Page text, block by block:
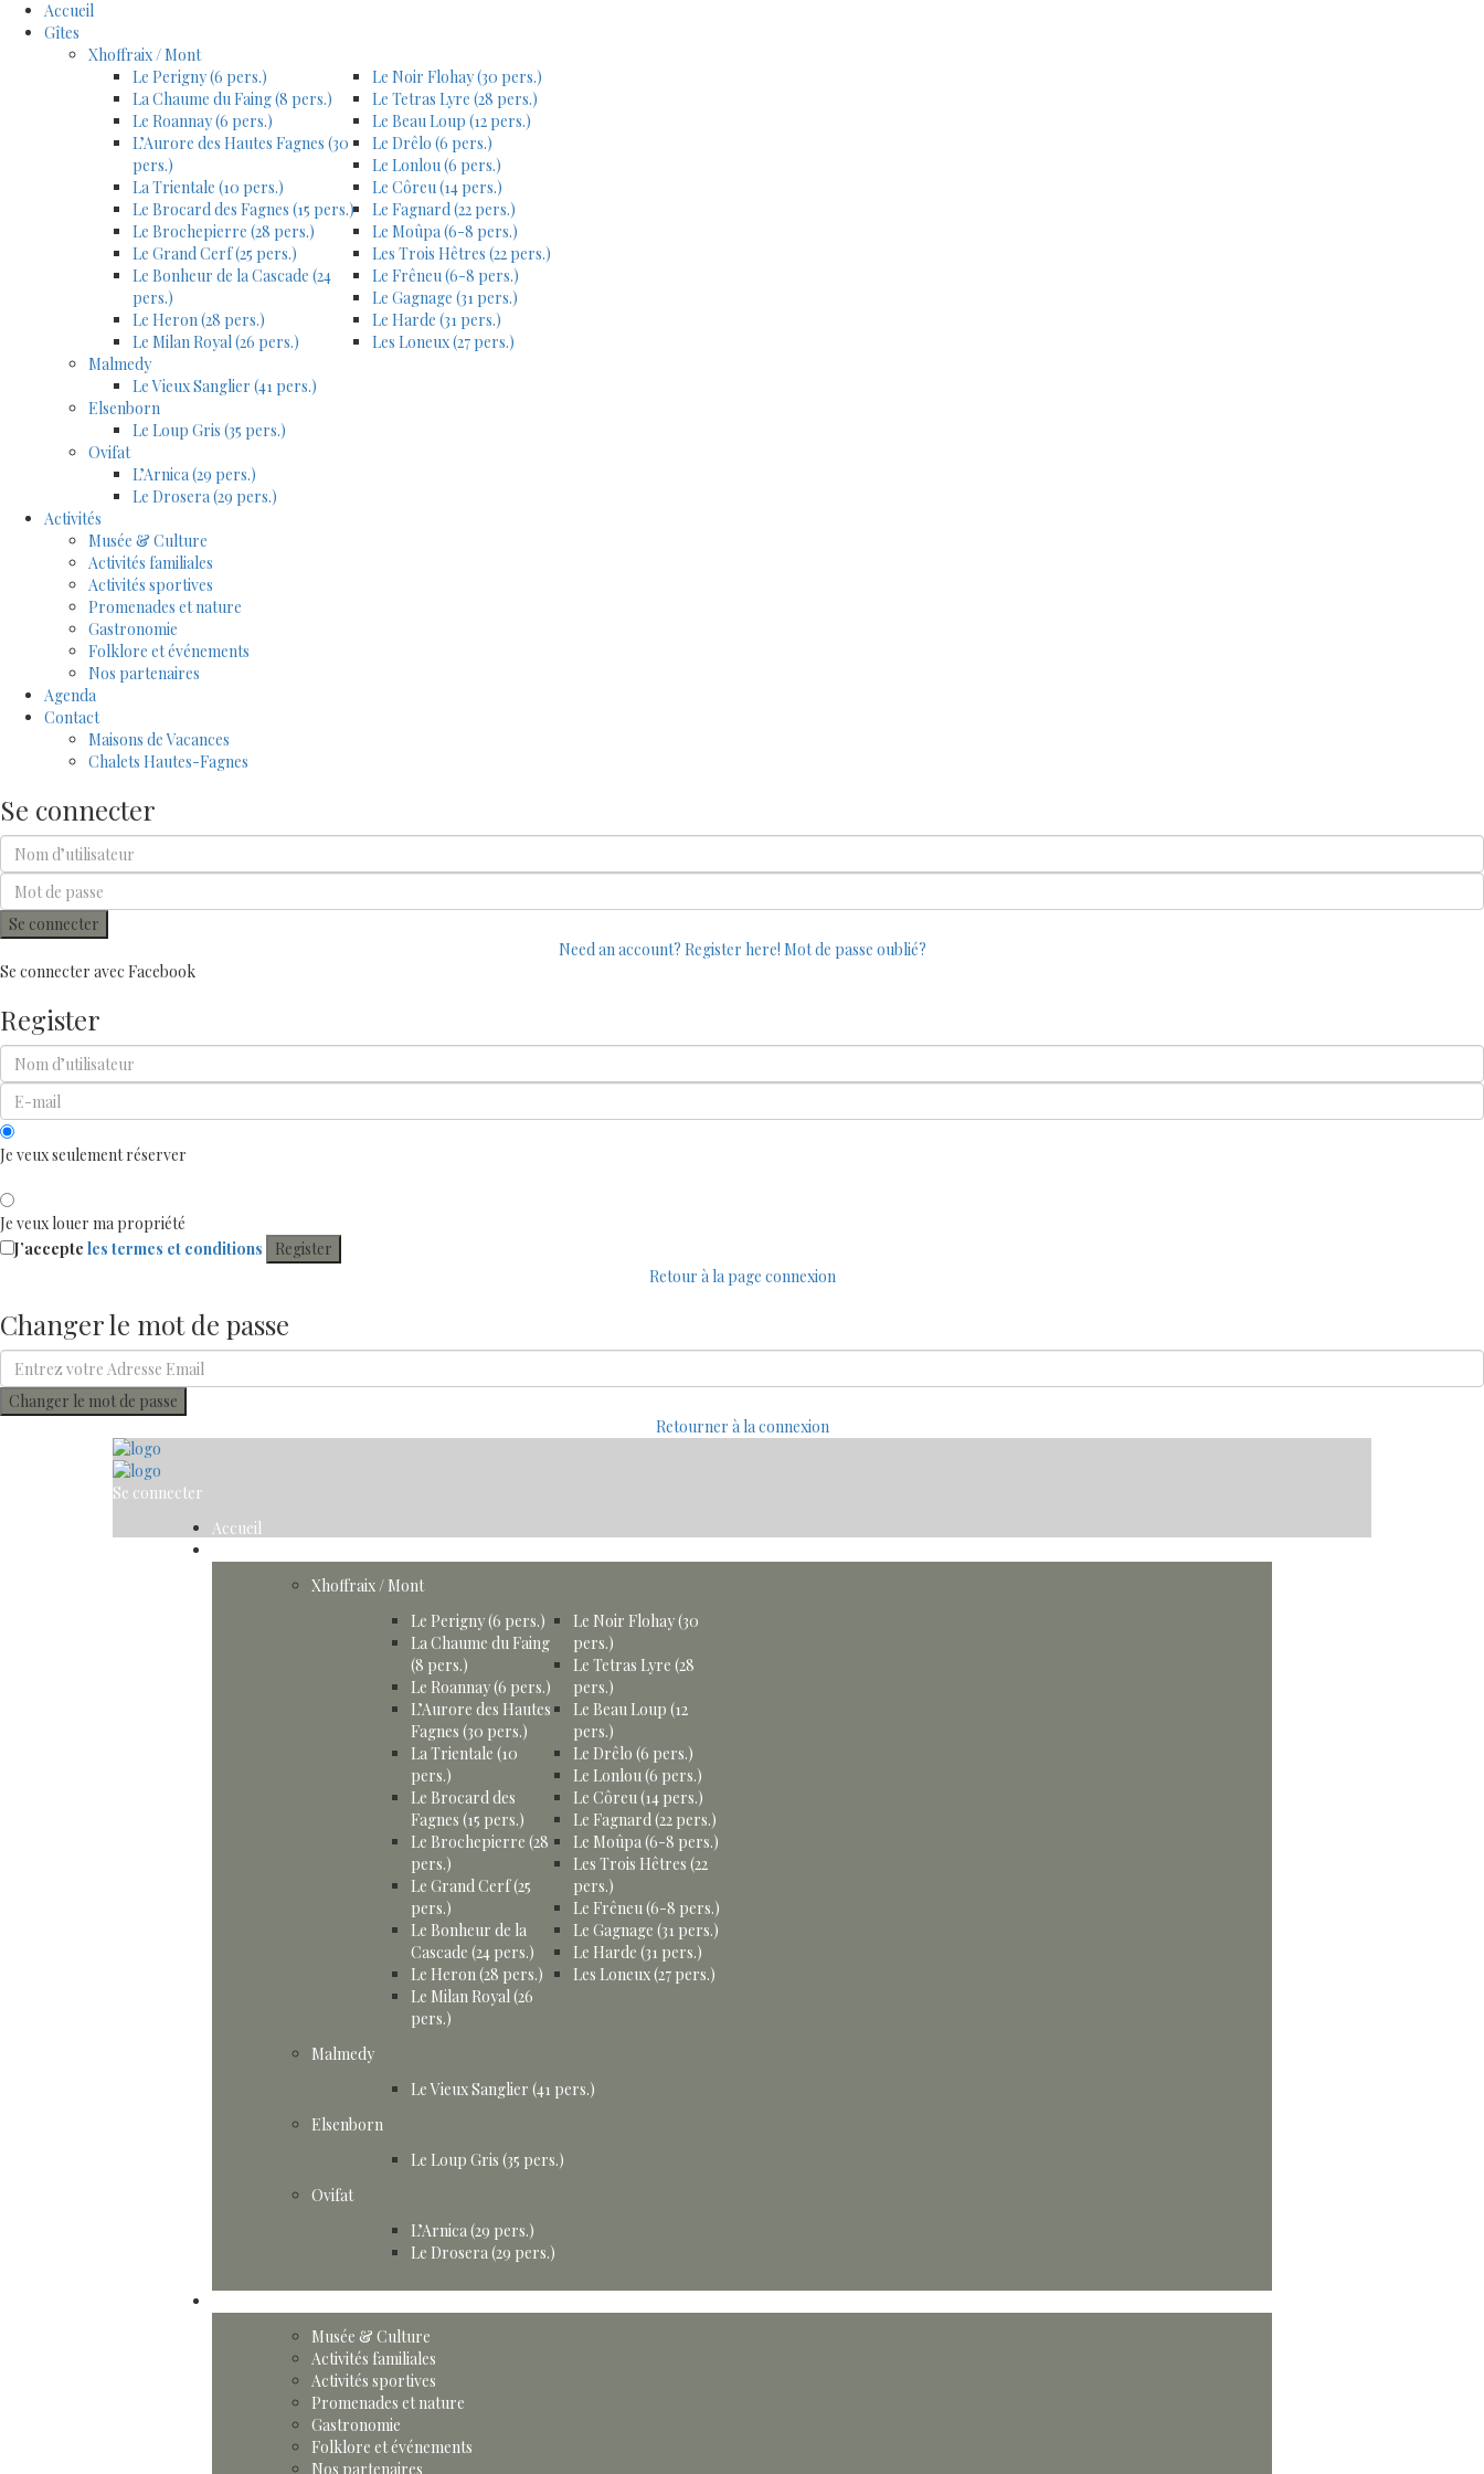
Accueil
Gîtes
Xhoffraix / Mont
Le Perigny (6 pers.)
La Chaume du Faing (8 pers.)
Le Roannay (6 pers.)
L’Aurore des Hautes Fagnes (30
pers.)
La Trientale (10 pers.)
Le Brocard des Fagnes (15 pers.)
Le Brochepierre (28 pers.)
Le Grand Cerf (25 pers.)
Le Bonheur de la Cascade (24
pers.)
Le Heron (28 pers.)
Le Milan Royal (26 pers.)
Le Noir Flohay (30 pers.)
Le Tetras Lyre (28 pers.)
Le Beau Loup (12 pers.)
Le Drêlo (6 pers.)
Le Lonlou (6 pers.)
Le Côreu (14 pers.)
Le Fagnard (22 pers.)
Le Moûpa (6-8 pers.)
Les Trois Hêtres (22 pers.)
Le Frêneu (6-8 pers.)
Le Gagnage (31 pers.)
Le Harde (31 pers.)
Les Loneux (27 pers.)
Malmedy
Le Vieux Sanglier (41 pers.)
Elsenborn
Le Loup Gris (35 pers.)
Ovifat
L’Arnica (29 pers.)
Le Drosera (29 pers.)
Activités
Musée & Culture
Activités familiales
Activités sportives
Promenades et nature
Gastronomie
Folklore et événements
Nos partenaires
Agenda
Contact
Maisons de Vacances
Chalets Hautes-Fagnes
Se connecter
Se connecter
Need an account? Register here! Mot de passe oublié?
Se connecter avec Facebook
Register
Je veux seulement réserver
Je veux louer ma propriété
J’accepte les termes et conditions
Register
Retour à la page connexion
Changer le mot de passe
Changer le mot de passe
Retourner à la connexion
Se connecter
Accueil
Xhoffraix / Mont
Le Perigny (6 pers.)
La Chaume du Faing
(8 pers.)
Le Roannay (6 pers.)
L’Aurore des Hautes
Fagnes (30 pers.)
La Trientale (10
pers.)
Le Brocard des
Fagnes (15 pers.)
Le Brochepierre (28
pers.)
Le Grand Cerf (25
pers.)
Le Bonheur de la
Cascade (24 pers.)
Le Heron (28 pers.)
Le Milan Royal (26
pers.)
Le Noir Flohay (30
pers.)
Le Tetras Lyre (28
pers.)
Le Beau Loup (12
pers.)
Le Drêlo (6 pers.)
Le Lonlou (6 pers.)
Le Côreu (14 pers.)
Le Fagnard (22 pers.)
Le Moûpa (6-8 pers.)
Les Trois Hêtres (22
pers.)
Le Frêneu (6-8 pers.)
Le Gagnage (31 pers.)
Le Harde (31 pers.)
Les Loneux (27 pers.)
Malmedy
Le Vieux Sanglier (41 pers.)
Elsenborn
Le Loup Gris (35 pers.)
Ovifat
L’Arnica (29 pers.)
Le Drosera (29 pers.)
Musée & Culture
Activités familiales
Activités sportives
Promenades et nature
Gastronomie
Folklore et événements
Nos partenaires